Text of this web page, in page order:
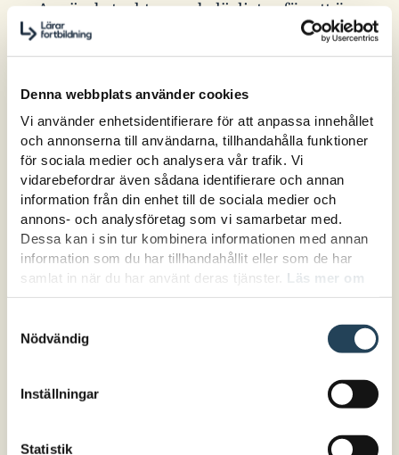
Denna webbplats använder cookies
Vi använder enhetsidentifierare för att anpassa innehållet
och annonserna till användarna, tillhandahålla funktioner
för sociala medier och analysera vår trafik. Vi
vidarebefordrar även sådana identifierare och annan
information från din enhet till de sociala medier och
annons- och analysföretag som vi samarbetar med.
Dessa kan i sin tur kombinera informationen med annan
information som du har tillhandahållit eller som de har
samlat in när du har använt deras tjänster. Läs mer om
hur vi hanterar cookies här.
Nödvändig
Inställningar
Statistik
Använd strukturerade läslistor för att öva
avkodning.
Genom att anpassa undervisningen efter
det möjligt att tidigt identifiera och stödja
elever som kämpar, vilket minskar risken
för senare inlärningssvårigheter.
Läsning är en sällanaktivitet i vår
samtid
Elever som har svårt att läsa kan uppleva en
rad olika tankar och känslor som påverkar
deras lärande och motivation. Här är några
vanliga upplevelser och vad som kan ta kraft
Känslor av otillräcklighet och frustration:
Många elever som har svårt att läsa känner